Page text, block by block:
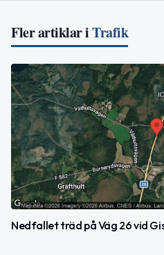
Fler artiklar iTrafik
Nedfallet träd på Väg 26 vid